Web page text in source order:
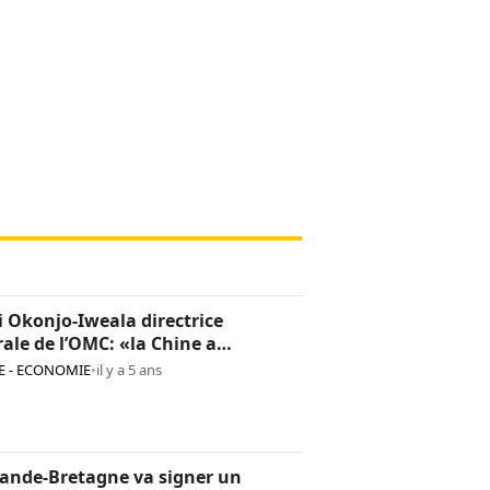
Okonjo-Iweala directrice
de l’OMC: «la Chine a
confiance en elle»
- ECONOMIE•il y a 5 ans
Bretagne va signer un